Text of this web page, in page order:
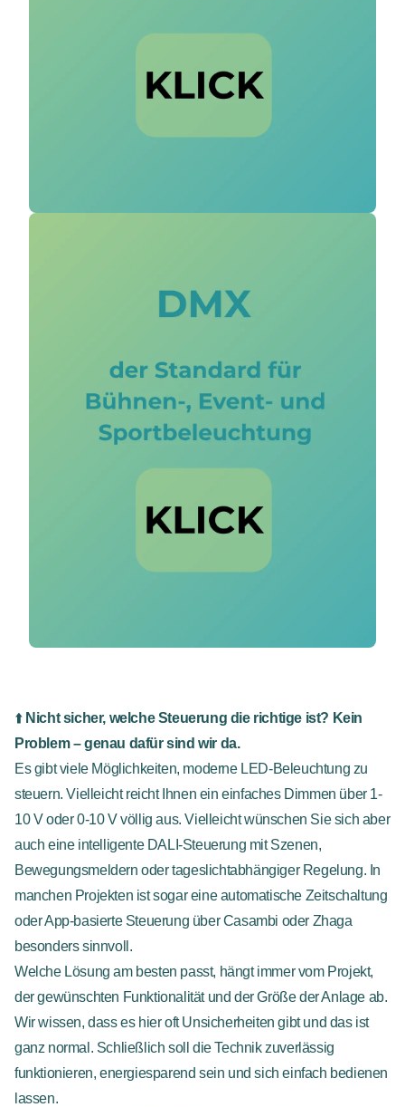
⬆️ Nicht sicher, welche Steuerung die richtige ist? Kein
Problem – genau dafür sind wir da.
Es gibt viele Möglichkeiten, moderne LED-Beleuchtung zu
steuern. Vielleicht reicht Ihnen ein einfaches Dimmen über 1-
10 V oder 0-10 V völlig aus. Vielleicht wünschen Sie sich aber
auch eine intelligente DALI-Steuerung mit Szenen,
Bewegungsmeldern oder tageslichtabhängiger Regelung. In
manchen Projekten ist sogar eine automatische Zeitschaltung
oder App-basierte Steuerung über Casambi oder Zhaga
besonders sinnvoll.
Welche Lösung am besten passt, hängt immer vom Projekt,
der gewünschten Funktionalität und der Größe der Anlage ab.
Wir wissen, dass es hier oft Unsicherheiten gibt und das ist
ganz normal. Schließlich soll die Technik zuverlässig
funktionieren, energiesparend sein und sich einfach bedienen
lassen.